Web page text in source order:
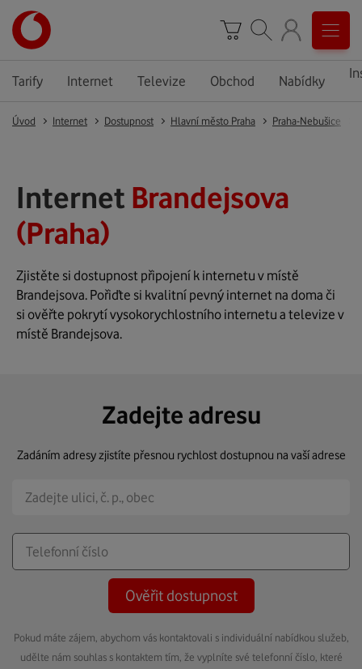
Tarify Internet Televize Obchod Nabídky
Úvod Internet Dostupnost Hlavní město Praha Praha-Nebušice
Internet Brandejsova
(Praha)
Zjistěte si dostupnost připojení k internetu v místě
Brandejsova. Pořiďte si kvalitní pevný internet na doma či
si ověřte pokrytí vysokorychlostního internetu a televize v
místě Brandejsova.
Zadejte adresu
Zadáním adresy zjistíte přesnou rychlost dostupnou na vaší adrese
Ověřit dostupnost
Pokud máte zájem, abychom vás kontaktovali s individuální nabídkou služeb,
udělte nám souhlas s kontaktem tím, že vyplníte své telefonní číslo, které